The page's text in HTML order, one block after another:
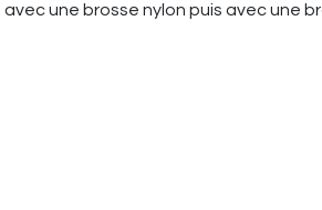
une brosse nylon puis avec une